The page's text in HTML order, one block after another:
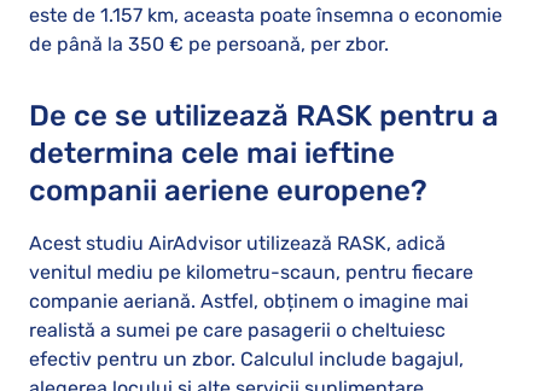
este de 1.157 km, aceasta poate însemna o economie
de până la 350 € pe persoană, per zbor.
De ce se utilizează RASK pentru a
determina cele mai ieftine
companii aeriene europene?
Acest studiu AirAdvisor utilizează RASK, adică
venitul mediu pe kilometru-scaun, pentru fiecare
companie aeriană. Astfel, obținem o imagine mai
realistă a sumei pe care pasagerii o cheltuiesc
efectiv pentru un zbor. Calculul include bagajul,